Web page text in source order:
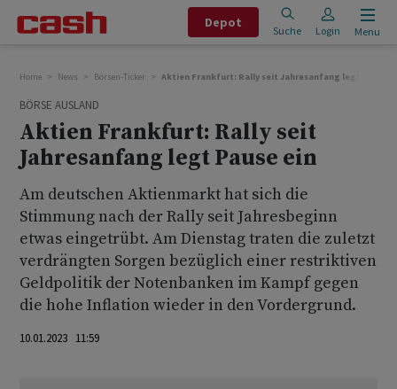
Depot
Suche Login Menu
Home News Börsen-Ticker Aktien Frankfurt: Rally seit Jahresanfang legt Pause
BÖRSE AUSLAND
Aktien Frankfurt: Rally seit
Jahresanfang legt Pause ein
Am deutschen Aktienmarkt hat sich die
Stimmung nach der Rally seit Jahresbeginn
etwas eingetrübt. Am Dienstag traten die zuletzt
verdrängten Sorgen bezüglich einer restriktiven
Geldpolitik der Notenbanken im Kampf gegen
die hohe Inflation wieder in den Vordergrund.
10.01.2023 11:59